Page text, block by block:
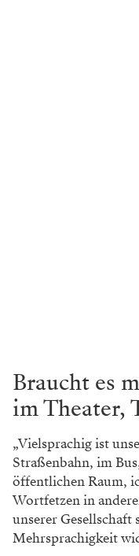
Braucht es
im Theater,
„Vielsprachig ist
Straßenbahn, im
öffentlichen Raum,
Wortfetzen in
unserer
Mehrsprachigkeit